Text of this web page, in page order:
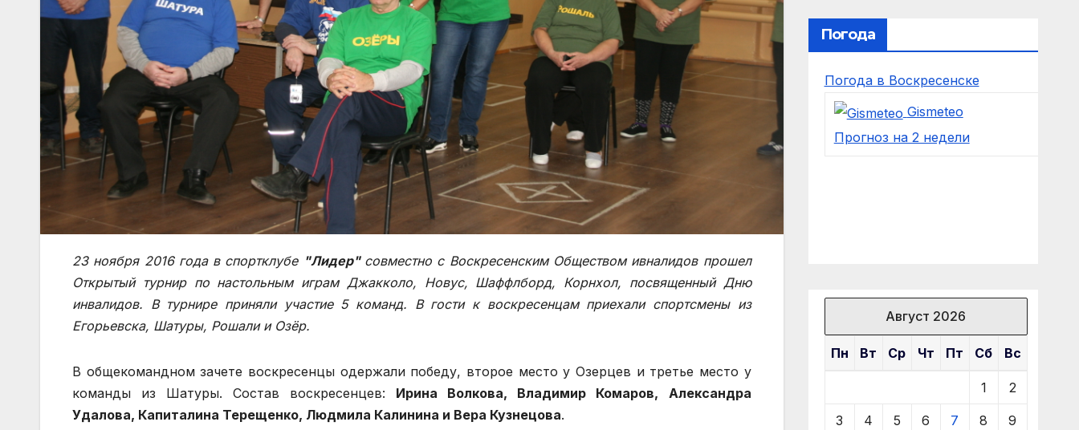
23 ноября 2016 года в спортклубе "Лидер" совместно с Воскресенским Обществом ивналидов прошел
Открытый турнир по настольным играм Джакколо, Новус, Шаффлборд, Корнхол, посвященный Дню
инвалидов. В турнире приняли участие 5 команд. В гости к воскресенцам приехали спортсмены из
Егорьевска, Шатуры, Рошали и Озёр.
В общекомандном зачете воскресенцы одержали победу, второе место у Озерцев и третье место у
команды из Шатуры. Состав воскресенцев: Ирина Волкова, Владимир Комаров, Александра
Удалова, Капиталина Терещенко, Людмила Калинина и Вера Кузнецова.
Погода
Погода в Воскресенске
Gismeteo
Прогноз на 2 недели
Август 2026
Пн Вт Ср Чт Пт Сб Вс
1 2
3 4 5 6 7 8 9